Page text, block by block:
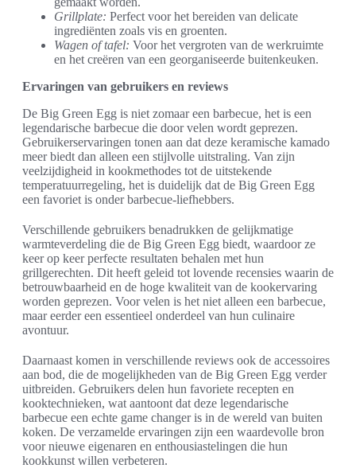
Grillplate: Perfect voor het bereiden van delicate
ingrediënten zoals vis en groenten.
Wagen of tafel: Voor het vergroten van de werkruimte
en het creëren van een georganiseerde buitenkeuken.
Ervaringen van gebruikers en reviews
De Big Green Egg is niet zomaar een barbecue, het is een
legendarische barbecue die door velen wordt geprezen.
Gebruikerservaringen tonen aan dat deze keramische kamado
meer biedt dan alleen een stijlvolle uitstraling. Van zijn
veelzijdigheid in kookmethodes tot de uitstekende
temperatuurregeling, het is duidelijk dat de Big Green Egg
een favoriet is onder barbecue-liefhebbers.
Verschillende gebruikers benadrukken de gelijkmatige
warmteverdeling die de Big Green Egg biedt, waardoor ze
keer op keer perfecte resultaten behalen met hun
grillgerechten. Dit heeft geleid tot lovende recensies waarin de
betrouwbaarheid en de hoge kwaliteit van de kookervaring
worden geprezen. Voor velen is het niet alleen een barbecue,
maar eerder een essentieel onderdeel van hun culinaire
avontuur.
Daarnaast komen in verschillende reviews ook de accessoires
aan bod, die de mogelijkheden van de Big Green Egg verder
uitbreiden. Gebruikers delen hun favoriete recepten en
kooktechnieken, wat aantoont dat deze legendarische
barbecue een echte game changer is in de wereld van buiten
koken. De verzamelde ervaringen zijn een waardevolle bron
voor nieuwe eigenaren en enthousiastelingen die hun
kookkunst willen verbeteren.